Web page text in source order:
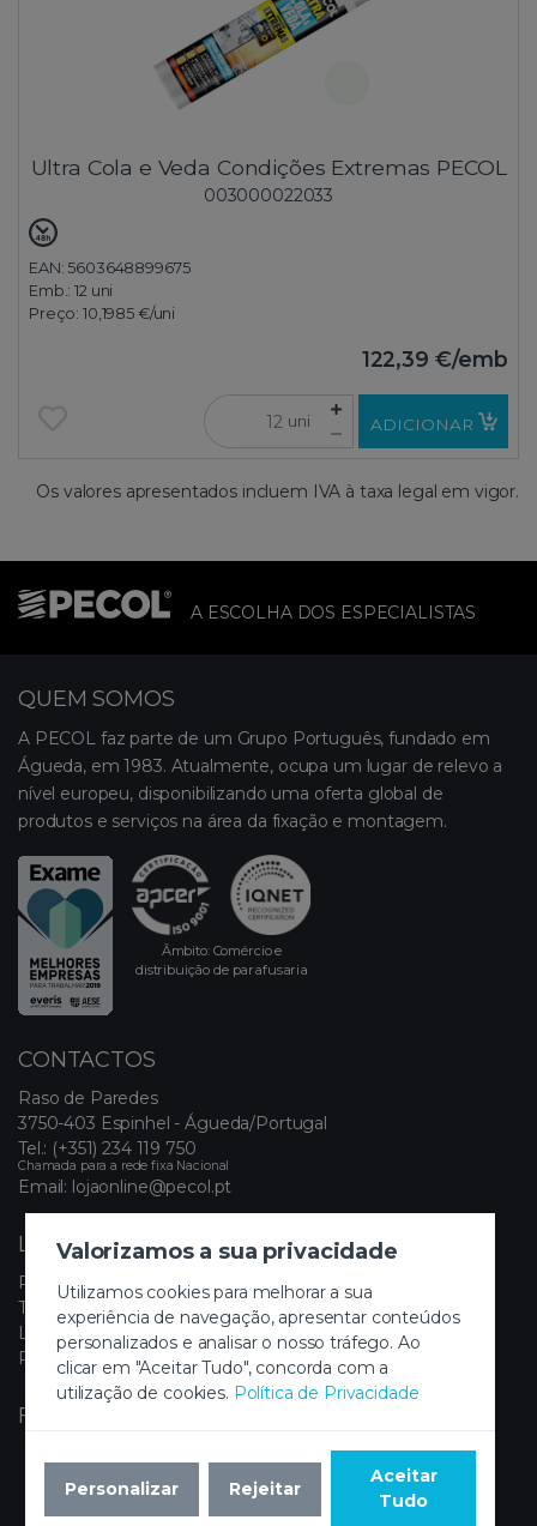
Valorizamos a sua privacidade
Utilizamos cookies para melhorar a sua
experiência de navegação, apresentar conteúdos
personalizados e analisar o nosso tráfego. Ao
clicar em "Aceitar Tudo", concorda com a
utilização de cookies. Política de Privacidade
Personalizar Rejeitar
Aceitar
Tudo
Ultra Cola e Veda Condições Extremas PECOL
003000022033
EAN: 5603648899675
Emb.:12 uni
Preço: 10,1985 €/uni
122,39 €/emb
uni ADICIONAR
Os valores apresentados incluem IVA à taxa legal em vigor.
A ESCOLHA DOS ESPECIALISTAS
QUEM SOMOS
A PECOL faz parte de um Grupo Português, fundado em
Águeda, em 1983. Atualmente, ocupa um lugar de relevo a
nível europeu, disponibilizando uma oferta global de
produtos e serviços na área da fixação e montagem.
Âmbito: Comércio e
distribuição de parafusaria
CONTACTOS
Raso de Paredes
3750-403 Espinhel - Águeda/Portugal
Tel.: (+351) 234 119 750
Chamada para a rede fixa Nacional
Email: lojaonline@pecol.pt
LINKS ÚTEIS
Política de Privacidade
Termos e Condições
Livro de Reclamações Eletrónico
Painel de Cookies
FIQUE A PAR DAS NOVIDADES